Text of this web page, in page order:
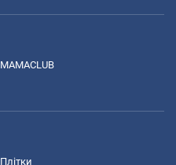
MAMACLUB
Плітки